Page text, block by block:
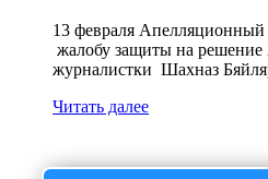
13 февраля Апелляционный
жалобу защиты на решение
журналистки Шахназ
Читать далее